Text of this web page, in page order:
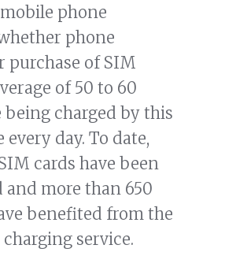
phone
phone
purchase of SIM
of 50 to 60
being charged by this
every day. To date,
cards have been
more than 650
benefited from the
service.